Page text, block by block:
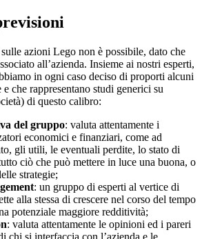
azioni Lego non è possibile, dato che
all’azienda. Insieme ai nostri esperti,
in ogni caso deciso di proporti alcuni
che rappresentano studi generici su
di questo calibro:
del gruppo: valuta attentamente i
economici e finanziari, come ad
gli utili, le eventuali perdite, lo stato di
ciò che può mettere in luce una buona, o
strategie;
: un gruppo di esperti al vertice di
alla stessa di crescere nel corso del tempo
potenziale maggiore redditività;
: valuta attentamente le opinioni ed i pareri
chi si interfaccia con l’azienda e le